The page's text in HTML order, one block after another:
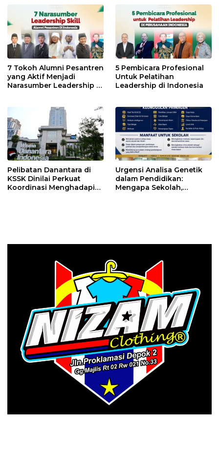
7 Tokoh Alumni Pesantren
yang Aktif Menjadi
Narasumber Leadership di
5 Pembicara Profesional
Untuk Pelatihan
Leadership di Indonesia
Pelibatan Danantara di
KSSK Dinilai Perkuat
Koordinasi Menghadapi
Urgensi Analisa Genetik
dalam Pendidikan:
Mengapa Sekolah,